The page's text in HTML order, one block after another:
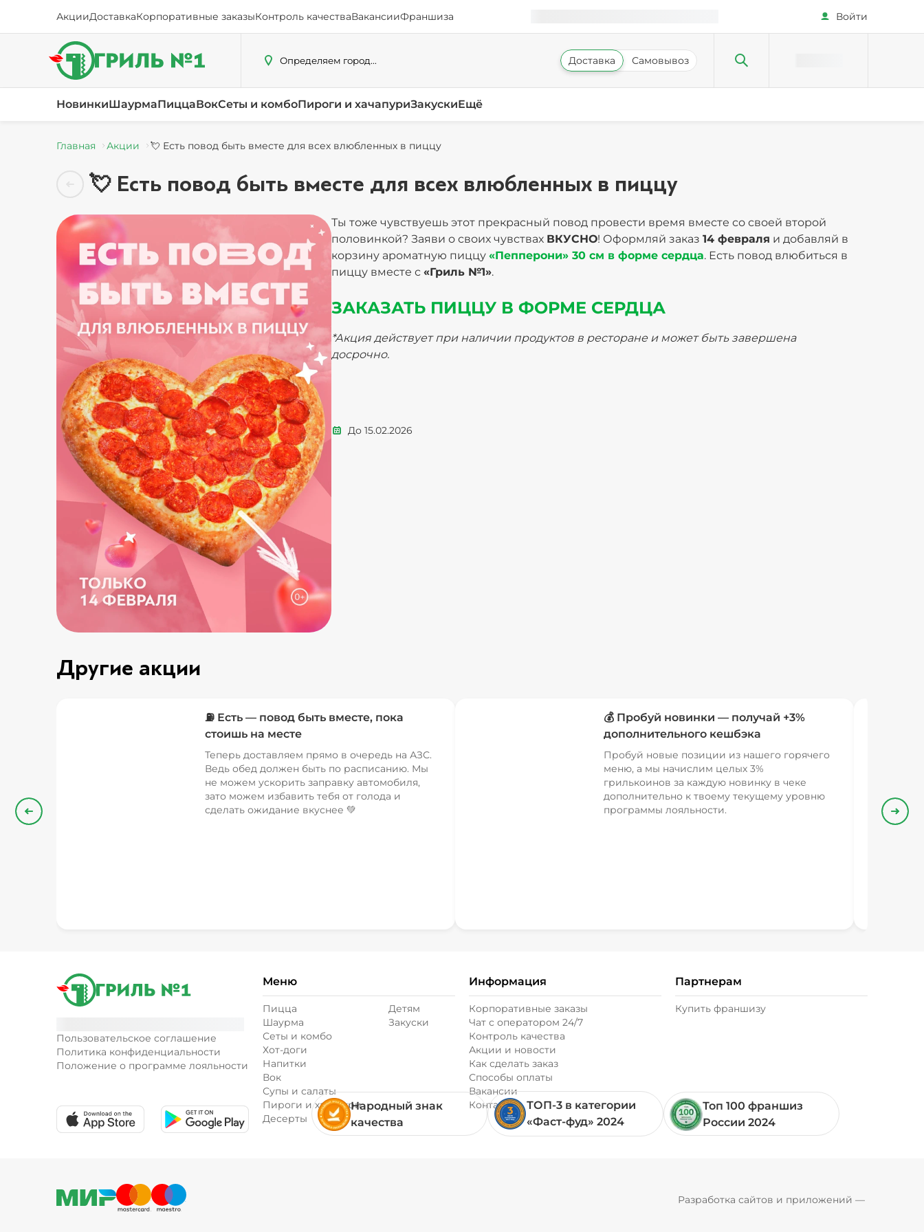
АкцииДоставкаКорпоративные заказыКонтроль качестваВакансииФраншиза Войти
Определяем город... Доставка Самовывоз
НовинкиШаурмаПиццаВокСеты и комбоПироги и хачапуриЗакускиЕщё
Главная Акции 💘 Есть повод быть вместе для всех влюбленных в пиццу
💘 Есть повод быть вместе для всех влюбленных в пиццу
Ты тоже чувствуешь этот прекрасный повод провести время вместе со своей второй
половинкой? Заяви о своих чувствах ВКУСНО! Оформляй заказ 14 февраля и добавляй в
корзину ароматную пиццу «Пепперони» 30 см в форме сердца. Есть повод влюбиться в
пиццу вместе с «Гриль №1».
ЗАКАЗАТЬ ПИЦЦУ В ФОРМЕ СЕРДЦА
*Акция действует при наличии продуктов в ресторане и может быть завершена
досрочно.
До 15.02.2026
Другие акции
Назад
⛽ Есть — повод быть вместе, пока
стоишь на месте
Теперь доставляем прямо в очередь на АЗС.
Ведь обед должен быть по расписанию. Мы
не можем ускорить заправку автомобиля,
зато можем избавить тебя от голода и
сделать ожидание вкуснее 💚
💰 Пробуй новинки — получай +3%
дополнительного кешбэка
Пробуй новые позиции из нашего горячего
меню, а мы начислим целых 3%
грилькоинов за каждую новинку в чеке
дополнительно к твоему текущему уровню
программы лояльности.
Пользовательское соглашение
Политика конфиденциальности
Положение о программе лояльности
Меню
Пицца
Шаурма
Сеты и комбо
Хот-доги
Напитки
Вок
Супы и салаты
Пироги и хачапури
Десерты
Детям
Закуски
Информация
Корпоративные заказы
Чат с оператором 24/7
Контроль качества
Акции и новости
Как сделать заказ
Способы оплаты
Вакансии
Контакты
Партнерам
Купить франшизу
Народный знак
качества
ТОП-3 в категории
«Фаст-фуд» 2024
Топ 100 франшиз
России 2024
Разработка сайтов и приложений —